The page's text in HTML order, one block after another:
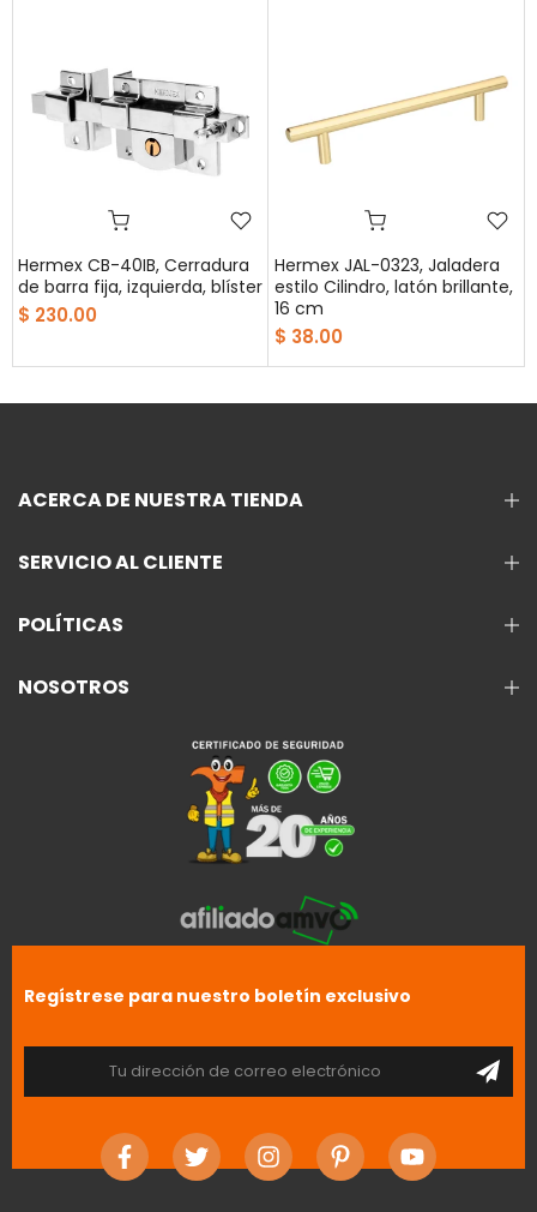
Hermex CB-40IB, Cerradura
de barra fija, izquierda, blíster
$ 230.00
Hermex JAL-0323, Jaladera
estilo Cilindro, latón brillante,
16 cm
$ 38.00
ACERCA DE NUESTRA TIENDA
SERVICIO AL CLIENTE
POLÍTICAS
NOSOTROS
Regístrese para nuestro boletín exclusivo